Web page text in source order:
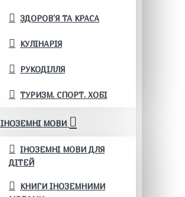
ЗДОРОВ'Я ТА КРАСА
КУЛІНАРІЯ
РУКОДІЛЛЯ
ТУРИЗМ. СПОРТ. ХОБІ
ІНОЗЕМНІ МОВИ
ІНОЗЕМНІ МОВИ ДЛЯ
ДІТЕЙ
КНИГИ ІНОЗЕМНИМИ